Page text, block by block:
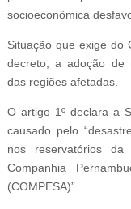
socioeconômica
Situação que exige do
decreto, a adoção de
das regiões afetadas.
O artigo 1º declara a
causado pelo
nos reservatórios
Companhia
(COMPESA)”.